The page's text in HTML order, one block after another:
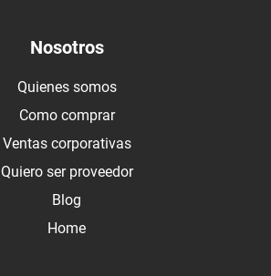
Nosotros
Quienes somos
Como comprar
Ventas corporativas
Quiero ser proveedor
Blog
Home